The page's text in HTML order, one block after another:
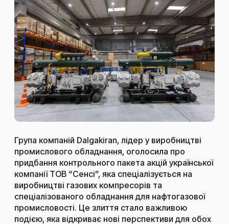
Група компаній Dalgakiran, лідер у виробництві
промислового обладнання, оголосила про
придбання контрольного пакета акцій української
компанії ТОВ “Сенсі”, яка спеціалізується на
виробництві газових компресорів та
спеціалізованого обладнання для нафтогазової
промисловості. Це злиття стало важливою
подією, яка відкриває нові перспективи для обох